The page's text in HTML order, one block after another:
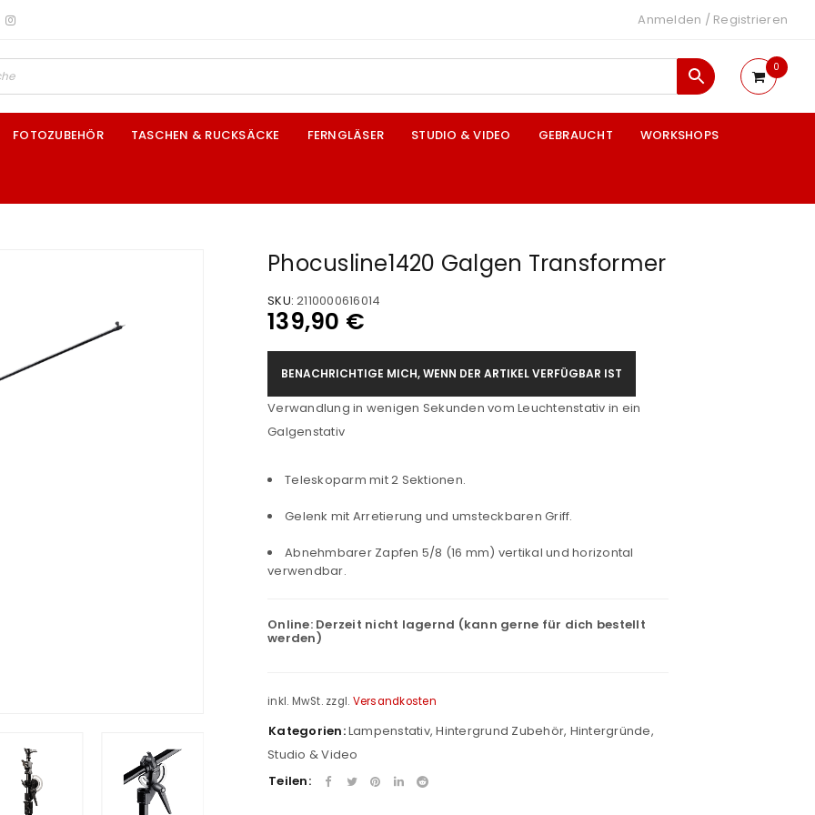
Anmelden / Registrieren
0
FOTOZUBEHÖR TASCHEN & RUCKSÄCKE FERNGLÄSER STUDIO & VIDEO GEBRAUCHT WORKSHOPS
Phocusline1420 Galgen Transformer
SKU: 2110000616014
139,90 €
BENACHRICHTIGE MICH, WENN DER ARTIKEL VERFÜGBAR IST
Verwandlung in wenigen Sekunden vom Leuchtenstativ in ein
Galgenstativ
Teleskoparm mit 2 Sektionen.
Gelenk mit Arretierung und umsteckbaren Griff.
Abnehmbarer Zapfen 5/8 (16 mm) vertikal und horizontal
verwendbar.
Online: Derzeit nicht lagernd (kann gerne für dich bestellt
werden)
inkl. MwSt. zzgl. Versandkosten
Kategorien:Lampenstativ,Hintergrund Zubehör, Hintergründe,
Studio & Video
Teilen: